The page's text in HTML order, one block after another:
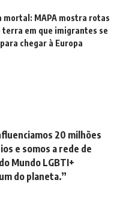
mortal: MAPA mostra rotas
terra em que imigrantes se
chegar à Europa
20 milhões
e somos a rede de
Mundo LGBTI+
do planeta.”